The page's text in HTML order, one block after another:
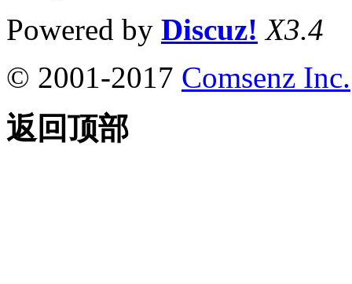
Powered by Discuz! X3.4
© 2001-2017 Comsenz Inc.
返回顶部